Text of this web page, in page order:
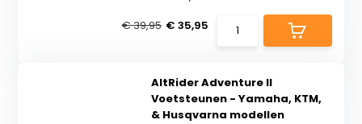
€ 39,95 € 35,95
AltRider Adventure II
Voetsteunen - Yamaha, KTM,
& Husqvarna modellen